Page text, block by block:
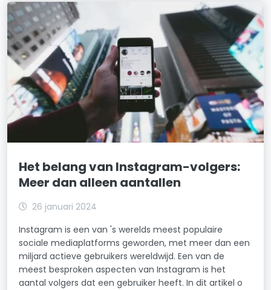
Het belang van Instagram-volgers:
Meer dan alleen aantallen
26 januari 2024
Instagram is een van 's werelds meest populaire
sociale mediaplatforms geworden, met meer dan een
miljard actieve gebruikers wereldwijd. Een van de
meest besproken aspecten van Instagram is het
aantal volgers dat een gebruiker heeft. In dit artikel o